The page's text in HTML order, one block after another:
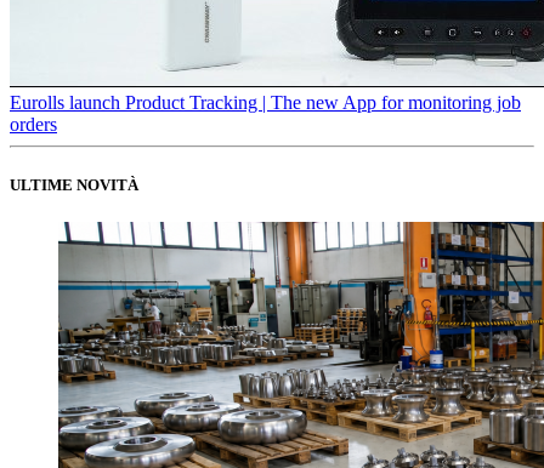
Eurolls launch Product Tracking | The new App for monitoring job
orders
ULTIME NOVITÀ